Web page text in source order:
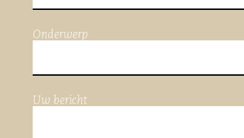
Onderwerp
Uw bericht